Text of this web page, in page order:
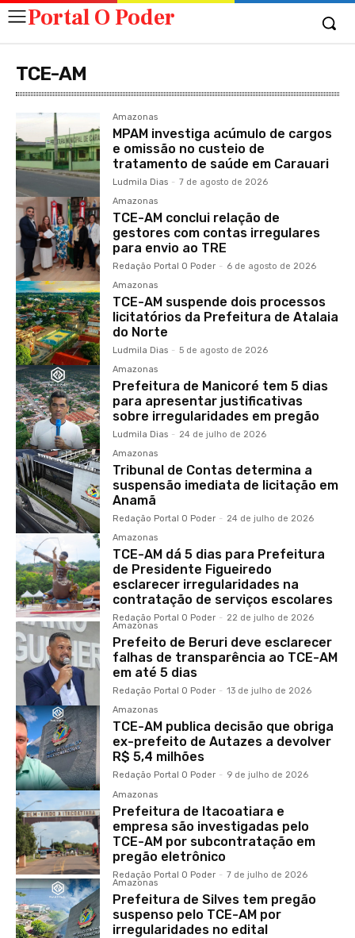
Portal O Poder
TCE-AM
Amazonas
MPAM investiga acúmulo de cargos
e omissão no custeio de
tratamento de saúde em Carauari
Ludmila Dias - 7 de agosto de 2026
Amazonas
TCE-AM conclui relação de
gestores com contas irregulares
para envio ao TRE
Redação Portal O Poder - 6 de agosto de 2026
Amazonas
TCE-AM suspende dois processos
licitatórios da Prefeitura de Atalaia
do Norte
Ludmila Dias - 5 de agosto de 2026
Amazonas
Prefeitura de Manicoré tem 5 dias
para apresentar justificativas
sobre irregularidades em pregão
Ludmila Dias - 24 de julho de 2026
Amazonas
Tribunal de Contas determina a
suspensão imediata de licitação em
Anamã
Redação Portal O Poder - 24 de julho de 2026
Amazonas
TCE-AM dá 5 dias para Prefeitura
de Presidente Figueiredo
esclarecer irregularidades na
contratação de serviços escolares
Redação Portal O Poder - 22 de julho de 2026
Amazonas
Prefeito de Beruri deve esclarecer
falhas de transparência ao TCE-AM
em até 5 dias
Redação Portal O Poder - 13 de julho de 2026
Amazonas
TCE-AM publica decisão que obriga
ex-prefeito de Autazes a devolver
R$ 5,4 milhões
Redação Portal O Poder - 9 de julho de 2026
Amazonas
Prefeitura de Itacoatiara e
empresa são investigadas pelo
TCE-AM por subcontratação em
pregão eletrônico
Redação Portal O Poder - 7 de julho de 2026
Amazonas
Prefeitura de Silves tem pregão
suspenso pelo TCE-AM por
irregularidades no edital